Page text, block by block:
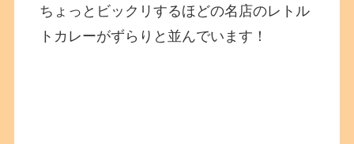
ちょっとビックリするほどの名店のレトル
トカレーがずらりと並んでいます！